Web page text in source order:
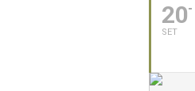
20
SET